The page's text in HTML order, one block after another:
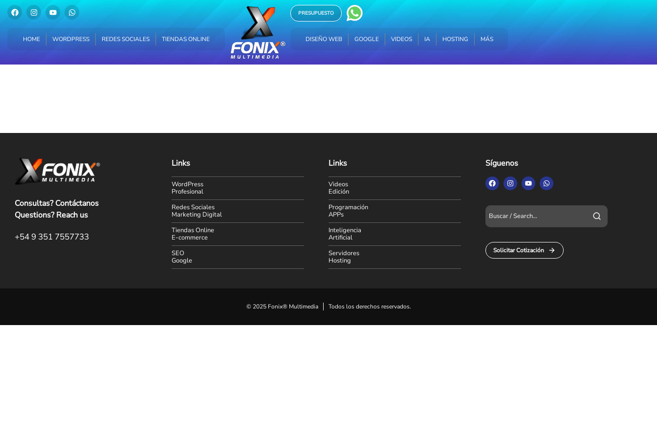
HOME WORDPRESS DISEÑO WEB GOOGLE
HOME WORDPRESS REDES SOCIALES TIENDAS ONLINE
PRESUPUESTO
DISEÑO WEB GOOGLE VIDEOS IA HOSTING MÁS
Consultas? Contáctanos
Questions? Reach us
+54 9 351 7557733
Links
WordPress
Profesional
Redes Sociales
Marketing Digital
Tiendas Online
E-commerce
SEO
Google
Links
Videos
Edición
Programación
APPs
Inteligencia
Artificial
Servidores
Hosting
Síguenos
Solicitar Cotización
© 2025 Fonix® Multimedia Todos los derechos reservados.